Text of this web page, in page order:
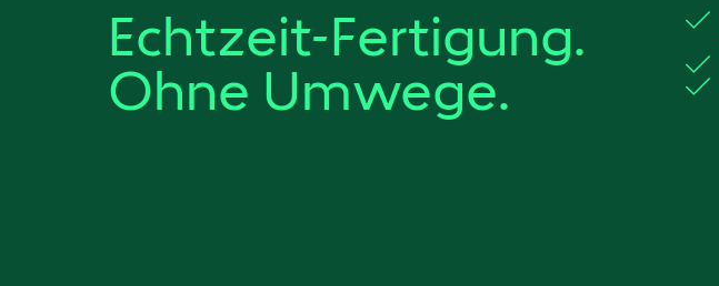
Echtzeit-Fertigung.
Ohne Umwege.